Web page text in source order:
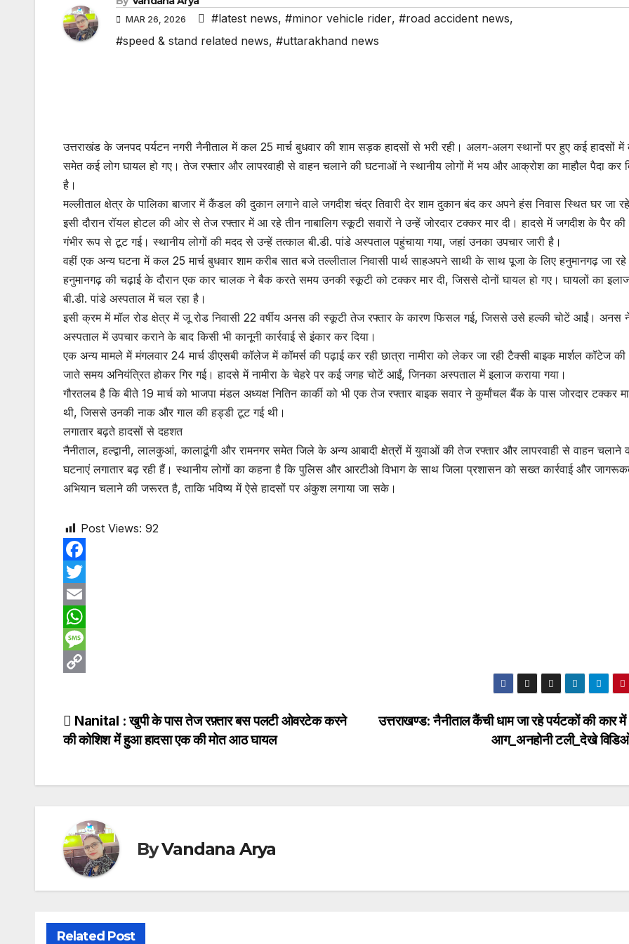
MAR 26, 2026 #latest news, #minor vehicle rider, #road accident news,
#speed & stand related news, #uttarakhand news
उत्तराखंड के जनपद पर्यटन नगरी नैनीताल में कल 25 मार्च बुधवार की शाम सड़क हादसों से भरी रही। अलग-अलग स्थानों पर हुए कई हादसों में
समेत कई लोग घायल हो गए। तेज रफ्तार और लापरवाही से वाहन चलाने की घटनाओं ने स्थानीय लोगों में भय और आक्रोश का माहौल पैदा कर
है।
मल्लीताल क्षेत्र के पालिका बाजार में कैंडल की दुकान लगाने वाले जगदीश चंद्र तिवारी देर शाम दुकान बंद कर अपने हंस निवास स्थित घर जा
इसी दौरान रॉयल होटल की ओर से तेज रफ्तार में आ रहे तीन नाबालिग स्कूटी सवारों ने उन्हें जोरदार टक्कर मार दी। हादसे में जगदीश के पैर की
गंभीर रूप से टूट गई। स्थानीय लोगों की मदद से उन्हें तत्काल बी.डी. पांडे अस्पताल पहुंचाया गया, जहां उनका उपचार जारी है।
वहीं एक अन्य घटना में कल 25 मार्च बुधवार शाम करीब सात बजे तल्लीताल निवासी पार्थ साहअपने साथी के साथ पूजा के लिए हनुमानगढ़ जा
हनुमानगढ़ की चढ़ाई के दौरान एक कार चालक ने बैक करते समय उनकी स्कूटी को टक्कर मार दी, जिससे दोनों घायल हो गए। घायलों का
बी.डी. पांडे अस्पताल में चल रहा है।
इसी क्रम में मॉल रोड क्षेत्र में जू रोड निवासी 22 वर्षीय अनस की स्कूटी तेज रफ्तार के कारण फिसल गई, जिससे उसे हल्की चोटें आईं। अनस
अस्पताल में उपचार कराने के बाद किसी भी कानूनी कार्रवाई से इंकार कर दिया।
एक अन्य मामले में मंगलवार 24 मार्च डीएसबी कॉलेज में कॉमर्स की पढ़ाई कर रही छात्रा नामीरा को लेकर जा रही टैक्सी बाइक मार्शल कॉटेज
जाते समय अनियंत्रित होकर गिर गई। हादसे में नामीरा के चेहरे पर कई जगह चोटें आईं, जिनका अस्पताल में इलाज कराया गया।
गौरतलब है कि बीते 19 मार्च को भाजपा मंडल अध्यक्ष नितिन कार्की को भी एक तेज रफ्तार बाइक सवार ने कुर्मांचल बैंक के पास जोरदार टक्कर
थी, जिससे उनकी नाक और गाल की हड्डी टूट गई थी।
लगातार बढ़ते हादसों से दहशत
नैनीताल, हल्द्वानी, लालकुआं, कालाढूंगी और रामनगर समेत जिले के अन्य आबादी क्षेत्रों में युवाओं की तेज रफ्तार और लापरवाही से वाहन चलाने
घटनाएं लगातार बढ़ रही हैं। स्थानीय लोगों का कहना है कि पुलिस और आरटीओ विभाग के साथ जिला प्रशासन को सख्त कार्रवाई और
अभियान चलाने की जरूरत है, ताकि भविष्य में ऐसे हादसों पर अंकुश लगाया जा सके।
Post Views: 92
F
a
c
e
b
k
T
w
r
E
m
a
W
h
s
M
s
p
k
Post
navigation
उत्तराखण्ड: नैनीताल कैंची धाम जा रहे पर्यटकों की कार
आग_अनहोनी टली_देखे
Nanital : खुपी के पास तेज रफ़्तार बस पलटी ओवरटेक करने
की कोशिश में हुआ हादसा एक की मोत आठ घायल
ByVandana Arya
Related Post